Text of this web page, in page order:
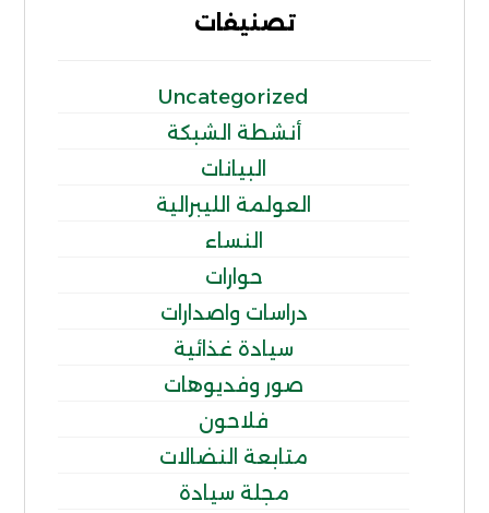
تصنيفات
Uncategorized
أنشطة الشبكة
البيانات
العولمة الليبرالية
النساء
حوارات
دراسات واصدارات
سيادة غذائية
صور وفديوهات
فلاحون
متابعة النضالات
مجلة سيادة